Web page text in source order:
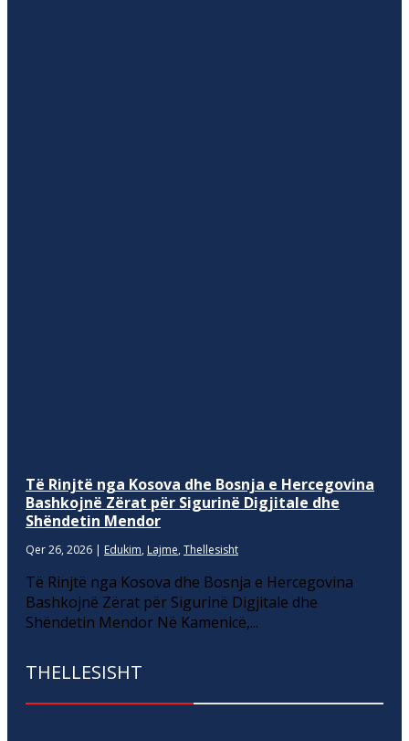
Të Rinjtë nga Kosova dhe Bosnja e Hercegovina
Bashkojnë Zërat për Sigurinë Digjitale dhe
Shëndetin Mendor
Qer 26, 2026 | Edukim, Lajme, Thellesisht
Të Rinjtë nga Kosova dhe Bosnja e Hercegovina
Bashkojnë Zërat për Sigurinë Digjitale dhe
Shëndetin Mendor Në Kamenicë,...
THELLESISHT